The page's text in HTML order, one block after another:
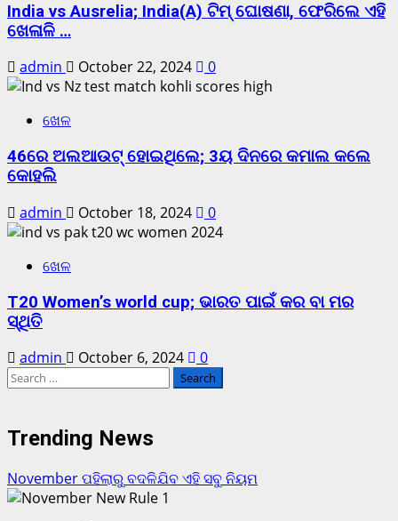
India vs Ausrelia; India(A) ଟିମ୍ ଘୋଷଣା, ଫେରିଲେ ଏହି
ଖେଳାଳି …
admin
October 22, 2024 0
ଖେଳ
46ରେ ଅଲଆଉଟ୍ ହୋଇଥିଲେ; 3ୟ ଦିନରେ କମାଲ କଲେ
କୋହଲି
admin
October 18, 2024 0
ଖେଳ
T20 Women’s world cup; ଭାରତ ପାଇଁ କର ବା ମର
ସ୍ଥିତି
admin
October 6, 2024
0
Search
Trending News
November ପହିଲାରୁ ବଦଳିଯିବ ଏହି ସବୁ ନିୟମ
1